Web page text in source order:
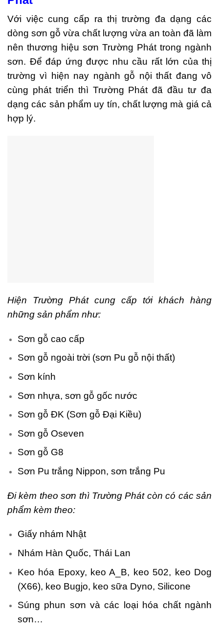
Với việc cung cấp ra thị trường đa dạng các
dòng sơn gỗ vừa chất lượng vừa an toàn đã làm
nên thương hiệu sơn Trường Phát trong ngành
sơn. Để đáp ứng được nhu cầu rất lớn của thị
trường vì hiện nay ngành gỗ nội thất đang vô
cùng phát triển thì Trường Phát đã đầu tư đa
dạng các sản phẩm uy tín, chất lượng mà giá cả
hợp lý.
Hiện Trường Phát cung cấp tới khách hàng
những sản phẩm như:
Sơn gỗ cao cấp
Sơn gỗ ngoài trời (sơn Pu gỗ nội thất)
Sơn kính
Sơn nhựa, sơn gỗ gốc nước
Sơn gỗ ĐK (Sơn gỗ Đại Kiều)
Sơn gỗ Oseven
Sơn gỗ G8
Sơn Pu trắng Nippon, sơn trắng Pu
Đi kèm theo sơn thì Trường Phát còn có các sản
phẩm kèm theo:
Giấy nhám Nhật
Nhám Hàn Quốc, Thái Lan
Keo hóa Epoxy, keo A_B, keo 502, keo Dog
(X66), keo Bugjo, keo sữa Dyno, Silicone
Súng phun sơn và các loại hóa chất ngành
sơn…